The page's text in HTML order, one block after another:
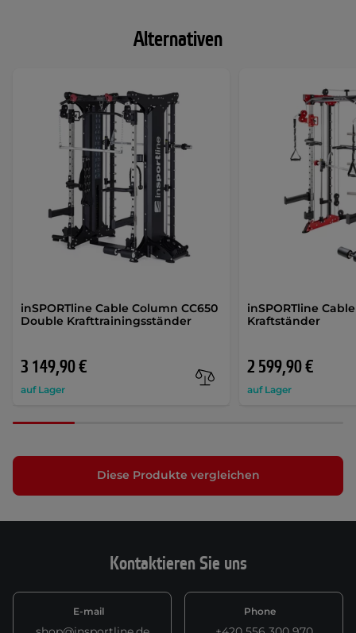
Alternativen
inSPORTline Cable Column CC650
Double Krafttrainingsständer
3 149,90 €
auf Lager
inSPORTline
Kraftständer
2 599,90 €
auf Lager
Diese Produkte vergleichen
Kontaktieren Sie uns
E-mail Phone